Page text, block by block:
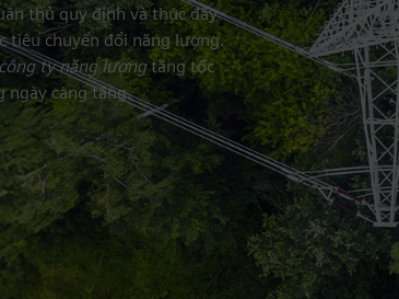
thủ quy định và thúc đẩy
tiêu chuyển đổi năng lượng.
ty năng lượngtăng tốc
ngày càng tăng.